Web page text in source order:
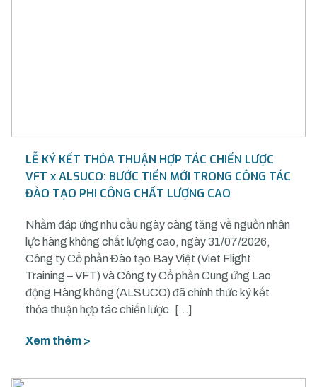
LỄ KÝ KẾT THỎA THUẬN HỢP TÁC CHIẾN LƯỢC
VFT x ALSUCO: BƯỚC TIẾN MỚI TRONG CÔNG TÁC
ĐÀO TẠO PHI CÔNG CHẤT LƯỢNG CAO
Nhằm đáp ứng nhu cầu ngày càng tăng về nguồn nhân
lực hàng không chất lượng cao, ngày 31/07/2026,
Công ty Cổ phần Đào tạo Bay Việt (Viet Flight
Training – VFT) và Công ty Cổ phần Cung ứng Lao
động Hàng không (ALSUCO) đã chính thức ký kết
thỏa thuận hợp tác chiến lược. […]
Xem thêm >